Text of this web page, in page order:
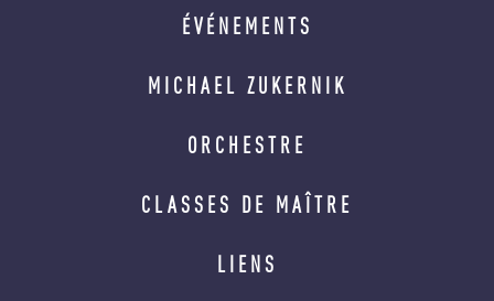
ÉVÉNEMENTS
MICHAEL ZUKERNIK
ORCHESTRE
CLASSES DE MAÎTRE
LIENS